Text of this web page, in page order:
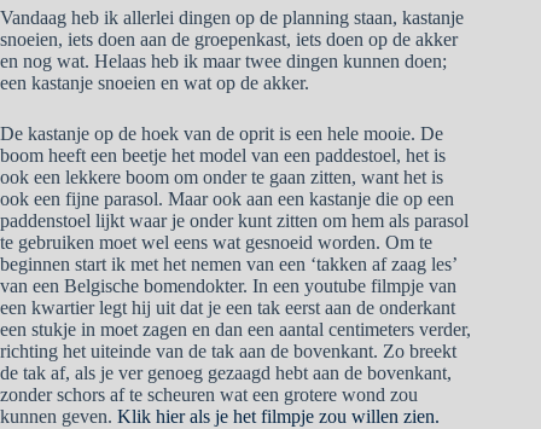
Vandaag heb ik allerlei dingen op de planning staan, kastanje
snoeien, iets doen aan de groepenkast, iets doen op de akker
en nog wat. Helaas heb ik maar twee dingen kunnen doen;
een kastanje snoeien en wat op de akker.
De kastanje op de hoek van de oprit is een hele mooie. De
boom heeft een beetje het model van een paddestoel, het is
ook een lekkere boom om onder te gaan zitten, want het is
ook een fijne parasol. Maar ook aan een kastanje die op een
paddenstoel lijkt waar je onder kunt zitten om hem als parasol
te gebruiken moet wel eens wat gesnoeid worden. Om te
beginnen start ik met het nemen van een ‘takken af zaag les’
van een Belgische bomendokter. In een youtube filmpje van
een kwartier legt hij uit dat je een tak eerst aan de onderkant
een stukje in moet zagen en dan een aantal centimeters verder,
richting het uiteinde van de tak aan de bovenkant. Zo breekt
de tak af, als je ver genoeg gezaagd hebt aan de bovenkant,
zonder schors af te scheuren wat een grotere wond zou
kunnen geven. Klik hier als je het filmpje zou willen zien.